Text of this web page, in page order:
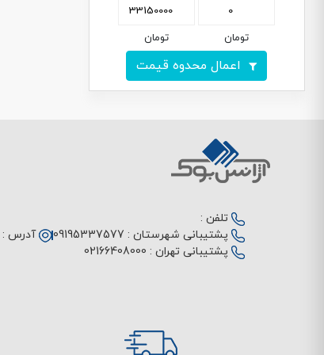
تومان تومان
اعمال محدوه قیمت
تلفن :
پشتیبانی شهرستان : 09195337577
پشتیبانی تهران : 02166408000
آدرس :